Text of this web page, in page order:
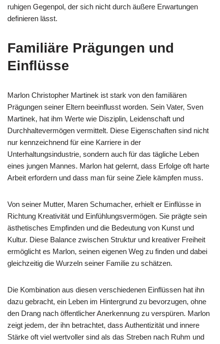
ruhigen Gegenpol, der sich nicht durch äußere Erwartungen
definieren lässt.
Familiäre Prägungen und
Einflüsse
Marlon Christopher Martinek ist stark von den familiären
Prägungen seiner Eltern beeinflusst worden. Sein Vater, Sven
Martinek, hat ihm Werte wie Disziplin, Leidenschaft und
Durchhaltevermögen vermittelt. Diese Eigenschaften sind nicht
nur kennzeichnend für eine Karriere in der
Unterhaltungsindustrie, sondern auch für das tägliche Leben
eines jungen Mannes. Marlon hat gelernt, dass Erfolge oft harte
Arbeit erfordern und dass man für seine Ziele kämpfen muss.
Von seiner Mutter, Maren Schumacher, erhielt er Einflüsse in
Richtung Kreativität und Einfühlungsvermögen. Sie prägte sein
ästhetisches Empfinden und die Bedeutung von Kunst und
Kultur. Diese Balance zwischen Struktur und kreativer Freiheit
ermöglicht es Marlon, seinen eigenen Weg zu finden und dabei
gleichzeitig die Wurzeln seiner Familie zu schätzen.
Die Kombination aus diesen verschiedenen Einflüssen hat ihn
dazu gebracht, ein Leben im Hintergrund zu bevorzugen, ohne
den Drang nach öffentlicher Anerkennung zu verspüren. Marlon
zeigt jedem, der ihn betrachtet, dass Authentizität und innere
Stärke oft viel wertvoller sind als das Streben nach Ruhm und